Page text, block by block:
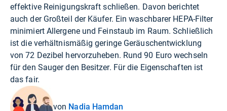
effektive Reinigungskraft schließen. Davon berichtet
auch der Großteil der Käufer. Ein waschbarer HEPA-Filter
minimiert Allergene und Feinstaub im Raum. Schließlich
ist die verhältnismäßig geringe Geräuschentwicklung
von 72 Dezibel hervorzuheben. Rund 90 Euro wechseln
für den Sauger den Besitzer. Für die Eigenschaften ist
das fair.
von Nadia Hamdan